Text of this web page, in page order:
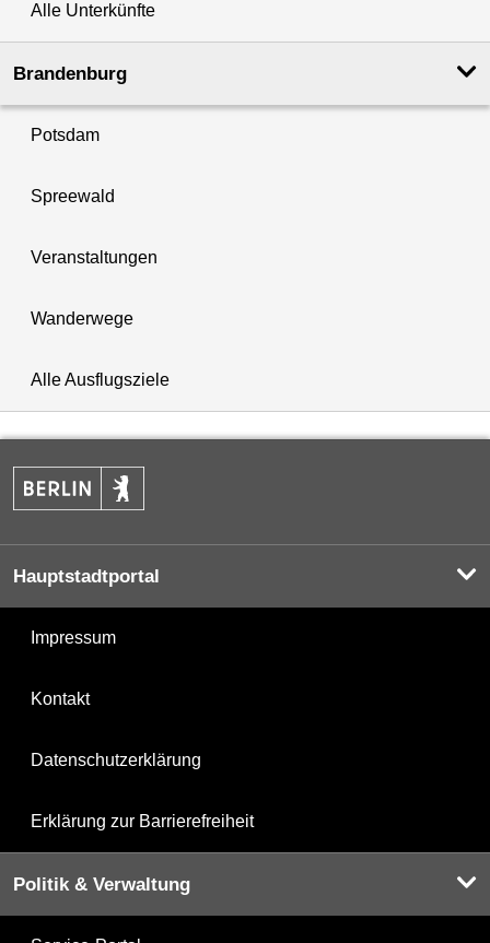
Alle Unterkünfte
Brandenburg
Potsdam
Spreewald
Veranstaltungen
Wanderwege
Alle Ausflugsziele
Hauptstadtportal
Impressum
Kontakt
Datenschutzerklärung
Erklärung zur Barrierefreiheit
Politik & Verwaltung